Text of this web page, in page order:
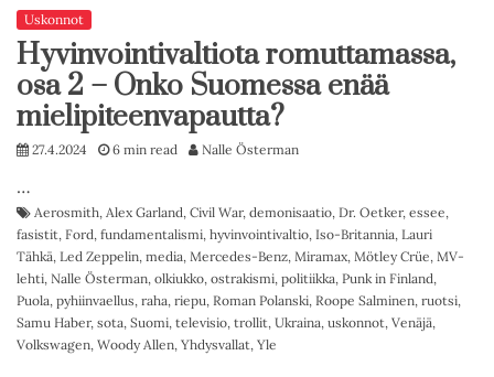
Uskonnot
Hyvinvointivaltiota romuttamassa,
osa 2 – Onko Suomessa enää
mielipiteenvapautta?
27.4.2024 6 min read Nalle Österman
…
Aerosmith, Alex Garland, Civil War, demonisaatio, Dr. Oetker, essee,
fasistit, Ford, fundamentalismi, hyvinvointivaltio, Iso-Britannia, Lauri
Tähkä, Led Zeppelin, media, Mercedes-Benz, Miramax, Mötley Crüe, MV-
lehti, Nalle Österman, olkiukko, ostrakismi, politiikka, Punk in Finland,
Puola, pyhiinvaellus, raha, riepu, Roman Polanski, Roope Salminen, ruotsi,
Samu Haber, sota, Suomi, televisio, trollit, Ukraina, uskonnot, Venäjä,
Volkswagen, Woody Allen, Yhdysvallat, Yle